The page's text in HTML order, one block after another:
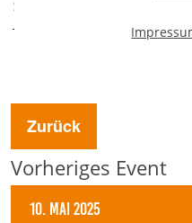
SPORTABTEILUNG
Zurück
Vorheriges Event
10. Mai 2025
machen, indem sie
ermöglichen. Ohne diese
richtig funktionieren.
Background Image